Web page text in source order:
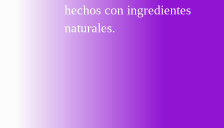
hechos con ingredientes
naturales.